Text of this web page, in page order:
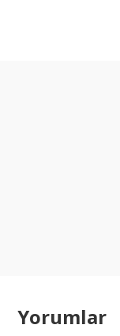
Yorumlar